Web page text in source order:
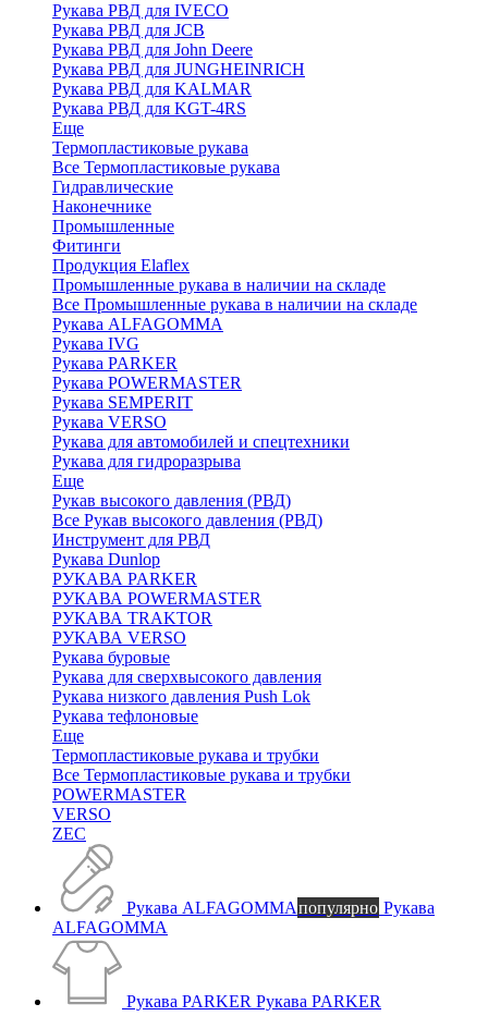
Рукава РВД для IVECO
Рукава РВД для JCB
Рукава РВД для John Deere
Рукава РВД для JUNGHEINRICH
Рукава РВД для KALMAR
Рукава РВД для KGT-4RS
Еще
Термопластиковые рукава
Все Термопластиковые рукава
Гидравлические
Наконечнике
Промышленные
Фитинги
Продукция Elaflex
Промышленные рукава в наличии на складе
Все Промышленные рукава в наличии на складе
Рукава ALFAGOMMA
Рукава IVG
Рукава PARKER
Рукава POWERMASTER
Рукава SEMPERIT
Рукава VERSO
Рукава для автомобилей и спецтехники
Рукава для гидроразрыва
Еще
Рукав высокого давления (РВД)
Все Рукав высокого давления (РВД)
Инструмент для РВД
Рукава Dunlop
РУКАВА PARKER
РУКАВА POWERMASTER
РУКАВА TRAKTOR
РУКАВА VERSO
Рукава буровые
Рукава для сверхвысокого давления
Рукава низкого давления Push Lok
Рукава тефлоновые
Еще
Термопластиковые рукава и трубки
Все Термопластиковые рукава и трубки
POWERMASTER
VERSO
ZEC
Рукава ALFAGOMMAпопулярно Рукава
ALFAGOMMA
Рукава PARKER Рукава PARKER